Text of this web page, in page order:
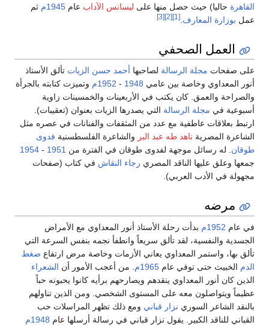
القاهرة حاليا) حيث حصل منها على ليسانس الآداب عام 1945م
ثم
عمل بوزارة المعارف [1]
[2]
[3]
العمل الصحفي
على صفحات مجلة الرسالة لصاحبها أحمد حسن الزيات تألق الأستاذ
أنور المعداوي وخاصة بين عامي 1948
- 1952م
وتميزت كتابته بالجرأة
والصراحة والعمق. كان يكتب في الأربعينات والخمسينات زاوية
أسبوعية في مجلة الرسالة التي يصدرها الزيات بعنوان (تعقيبات).
ارتبط بعلاقات عاطفية مع عدد من المثقفات والفنانات في عصره مثل
الشاعرة المصرية ناهد طه عبد البر والشاعرة الفلسطسنية فدوى
طوقان. له رسائل موجهة لفدوى طوقان في الفترة من 1951
-
1954
جمعها وعلق عليها الناقد المصري رجاء النقاش في كتاب (صفحات
مجهولة في الأدب العربي).
مرضه
في عام 1952م
بدأت رحلة الأستاذ أنور المعداوي مع الأمراض
الجسدية والنفسية، لقد تألق سريعاً وانطفأ نجمه بنفس السرعة التي
تألق بها، واستمر المعداوي يعاني الأزمات وخاصة مرض ارتفاع ضغط
الدم الخبيث حتى توفي عام 1965م . من أعجب الأمور أن الشعراء
الذين كان أنور المعداوي ينقدهم ويصارحهم برأيه كانوا يحبونه حباً
عظيماً ويتواصلون معه على المستوى الشخصي. ومن الذين تناولهم
بالنقد الشاعر السوري نزار قباني ومع ذلك تظهر المراسلات حب
القباني للناقد الكبير. يقول نزار قباني في رسالة أرسلها عام 1948م